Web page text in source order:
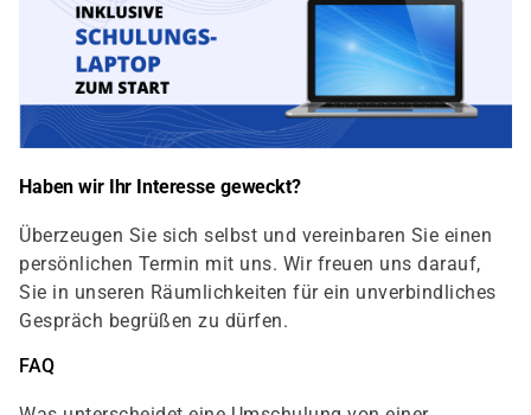
Haben wir Ihr Interesse geweckt?
Überzeugen Sie sich selbst und vereinbaren Sie einen
persönlichen Termin mit uns. Wir freuen uns darauf,
Sie in unseren Räumlichkeiten für ein unverbindliches
Gespräch begrüßen zu dürfen.
FAQ